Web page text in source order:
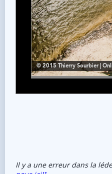
Il y a une erreur dans la